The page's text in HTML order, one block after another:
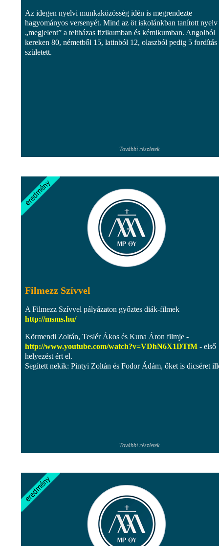
Az idegen nyelvi munkaközösség idén is megrendezte
hagyományos versenyét. Mind az öt iskolánkban tanított nyelv
„megjelent” a teltházas fizikumban és kémikumban. Angolból
kereken 80, németből 15, latinból 12, olaszból pedig 5 fordítás
született.
További részletek
Filmezz Szívvel
A Filmezz Szívvel pályázaton győztes diák-filmek
http://msms.hu/
Körmendi Zoltán, Teslér Ákos és Kuna Áron filmje -
http://www.youtube.com/watch?v=VDhN6X1DTfM - első
helyezést ért el.
Segített nekik: Pintyi Zoltán és Fodor Ádám, őket is dicséret
További részletek